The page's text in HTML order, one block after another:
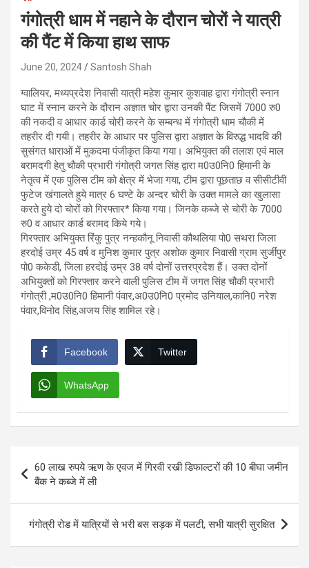
गंगोत्री धाम में नहाने के दौरान चोरों ने यात्री
की पैंट में किया हाथ साफ
June 20, 2024 Santosh Shah
ग्वालियर, मध्यप्रदेश निवासी यात्री महेश कुमार कुशवाह द्वारा गंगोत्री स्नान
घाट में स्नान करने के दौरान अज्ञात चोर द्वारा उनकी पैंट जिसमें 7000 रु0
की नकदी व आधार कार्ड चोरी करने के सम्बन्ध में गंगोत्री धाम चौकी में
तहरीर दी गयी। तहरीर के आधार पर पुलिस द्वारा अज्ञात के विरुद्ध भादवि की
सुसंगत धाराओं में मुकदमा पंजीकृत किया गया। अभियुक्त की तलाश एवं माल
बरामदगी हेतु चौकी प्रभारी गंगोत्री जगत सिंह द्वारा म0उ0नि0 हिमानी के
नेतृत्व में एक पुलिस टीम को क्षेत्र में भेजा गया, टीम द्वारा पूछताछ व सीसीटीवी
फुटेज खंगालते हुये मात्र 6 घण्टे के अन्दर चोरी के उक्त मामले का खुलासा
करते हुये दो चोरों को गिरफ्तार* किया गया। जिनके कब्जे से चोरी के 7000
रु0 व आधार कार्ड बरामद किये गये।
गिरफ्तार अभियुक्त रिंकु पुत्र नन्हकौनू निवासी कौथलिया पो0 सथरा जिला
हरदोई उम्र 45 वर्ष व मुनिश कुमार पुत्र अशोक कुमार निवासी ग्राम सुर्जीपुर
पो0 ककेडी, जिला हरदोई उम्र 38 वर्ष दोनों उत्तरप्रदेश हैं। उक्त दोनों
अभियुक्तों को गिरफ्तार करने वाली पुलिस टीम में जगत सिंह चौकी प्रभारी
गंगोत्री ,म0उ0नि0 हिमानी पंवार,अ0उ0नि0 प्रमोद उनियाल,कानि0 नरेश
पंवार,विनोद सिंह,अजय सिंह शामिल रहे।
Facebook Twitter
WhatsApp
navigation
60 लाख रुपये ऋण के एवज में गिरवी रखी डिफाल्टरों की 10 बीघा जमीन
बैंक ने कब्जे में ली
गंगोत्री रोड में यात्रियों से भरी बस सड़क में पलटी, सभी यात्री सुरक्षित